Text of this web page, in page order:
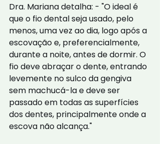
Dra. Mariana detalha: - "O ideal é
que o fio dental seja usado, pelo
menos, uma vez ao dia, logo após a
escovação e, preferencialmente,
durante a noite, antes de dormir. O
fio deve abraçar o dente, entrando
levemente no sulco da gengiva
sem machucá-la e deve ser
passado em todas as superfícies
dos dentes, principalmente onde a
escova não alcança."